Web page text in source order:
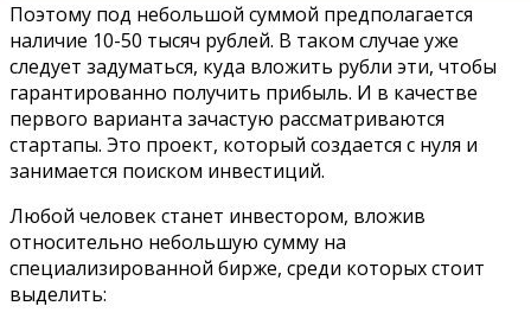
Поэтому под небольшой суммой предполагается
наличие 10-50 тысяч рублей. В таком случае уже
следует задуматься, куда вложить рубли эти, чтобы
гарантированно получить прибыль. И в качестве
первого варианта зачастую рассматриваются
стартапы. Это проект, который создается с нуля и
занимается поиском инвестиций.
Любой человек станет инвестором, вложив
относительно небольшую сумму на
специализированной бирже, среди которых стоит
выделить: